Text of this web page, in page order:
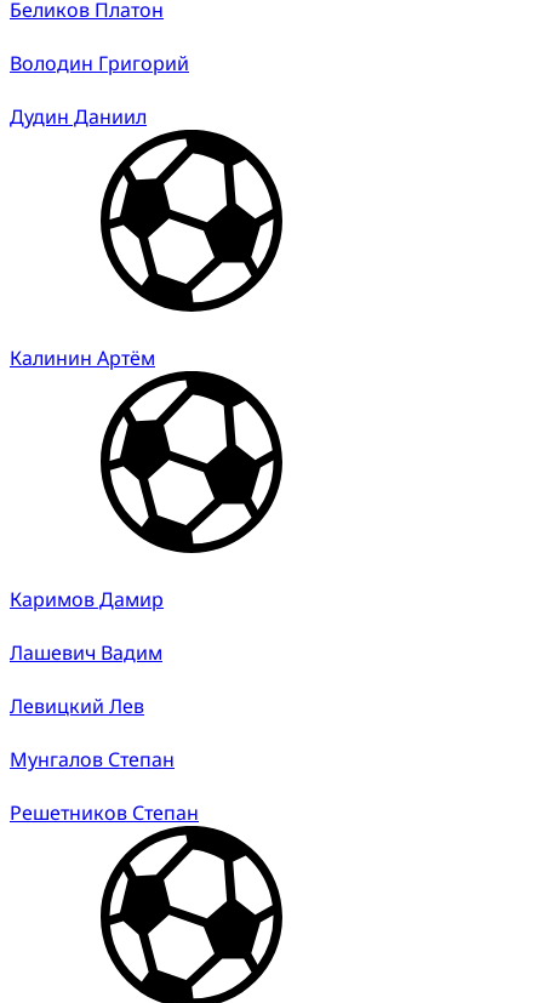
Беликов Платон
Володин Григорий
Дудин Даниил
Калинин Артём
Каримов Дамир
Лашевич Вадим
Левицкий Лев
Мунгалов Степан
Решетников Степан